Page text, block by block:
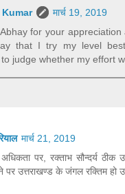
मार्च 19, 2019
for your appreciation
that I try my level
judge whether my effort
मार्च 21, 2019
पर, रक्ताभ सौन्दर्य ठीक
उत्तराखण्ड के जंगल रक्तिम हो